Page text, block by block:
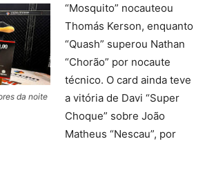
da noite
“Mosquito” nocauteou
Thomás Kerson, enquanto
“Quash” superou Nathan
“Chorão” por nocaute
técnico. O card ainda teve
a vitória de Davi “Super
Choque” sobre João
Matheus “Nescau”, por